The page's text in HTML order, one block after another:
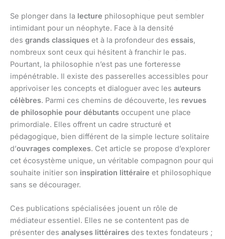
Se plonger dans la lecture philosophique peut sembler
intimidant pour un néophyte. Face à la densité
des grands classiques et à la profondeur des essais,
nombreux sont ceux qui hésitent à franchir le pas.
Pourtant, la philosophie n’est pas une forteresse
impénétrable. Il existe des passerelles accessibles pour
apprivoiser les concepts et dialoguer avec les auteurs
célèbres. Parmi ces chemins de découverte, les revues
de philosophie pour débutants occupent une place
primordiale. Elles offrent un cadre structuré et
pédagogique, bien différent de la simple lecture solitaire
d’ouvrages complexes. Cet article se propose d’explorer
cet écosystème unique, un véritable compagnon pour qui
souhaite initier son inspiration littéraire et philosophique
sans se décourager.
Ces publications spécialisées jouent un rôle de
médiateur essentiel. Elles ne se contentent pas de
présenter des analyses littéraires des textes fondateurs ;